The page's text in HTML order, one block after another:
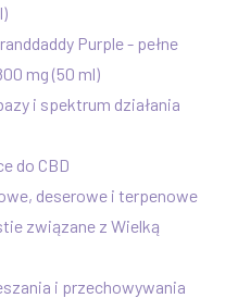
Purple - pełne
mg (50 ml)
i spektrum działania
do CBD
deserowe i terpenowe
związane z Wielką
i przechowywania